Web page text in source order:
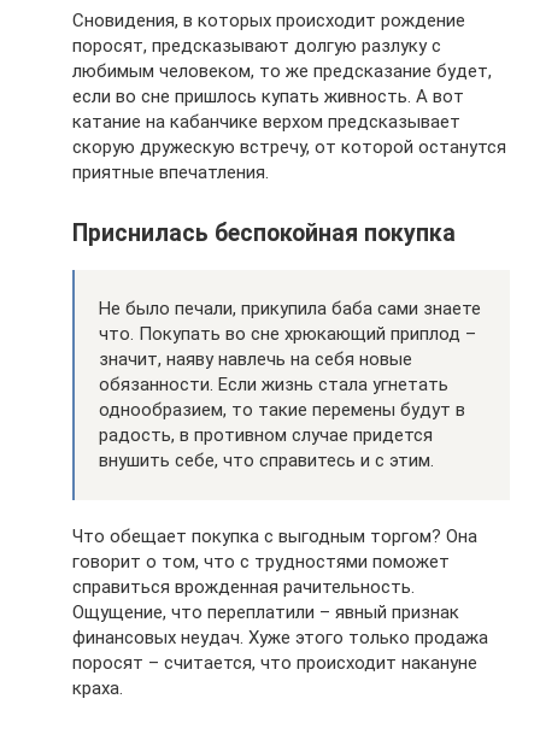
Сновидения, в которых происходит рождение
поросят, предсказывают долгую разлуку с
любимым человеком, то же предсказание будет,
если во сне пришлось купать живность. А вот
катание на кабанчике верхом предсказывает
скорую дружескую встречу, от которой останутся
приятные впечатления.
Приснилась беспокойная покупка
Не было печали, прикупила баба сами знаете
что. Покупать во сне хрюкающий приплод –
значит, наяву навлечь на себя новые
обязанности. Если жизнь стала угнетать
однообразием, то такие перемены будут в
радость, в противном случае придется
внушить себе, что справитесь и с этим.
Что обещает покупка с выгодным торгом? Она
говорит о том, что с трудностями поможет
справиться врожденная рачительность.
Ощущение, что переплатили – явный признак
финансовых неудач. Хуже этого только продажа
поросят – считается, что происходит накануне
краха.